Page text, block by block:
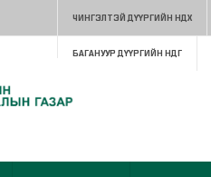
ЧИНГЭЛТЭЙ ДҮҮРГИЙН НДХ
БАГАНУУР ДҮҮРГИЙН НДГ